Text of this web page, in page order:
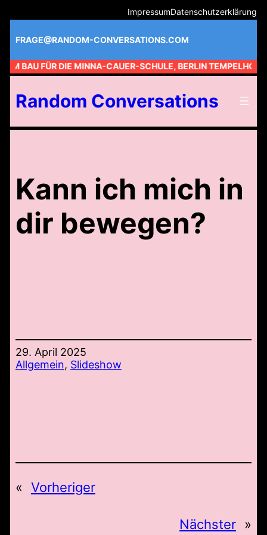
Inhalt
springen
ImpressumDatenschutzerklärung
FRAGE@RANDOM-CONVERSATIONS.COM
AM BAU FÜR DIE MINNA-CAUER-SCHULE, BERLIN TEMPELHOF //
Random Conversations
Kann ich mich in
dir bewegen?
29. April 2025
Allgemein, Slideshow
« Vorheriger
Nächster »